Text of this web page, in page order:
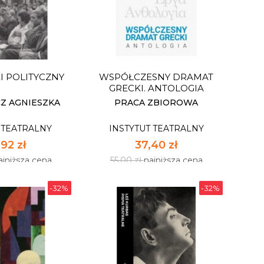
GŁOS
- TRANS
zł
cena
17
WRAŻLIWOŚĆ.
WYOBRAŹNIA
INSTYTUT TEATRALNY
26,52 zł
Dostępnych: 17
Ilość:
DO KOSZYKA
POLITYCZNY
AGNIESZKA
zł
cena
POLITYCZNY
WSPÓŁCZESNY DRAMAT
GRECKI. ANTOLOGIA
PRACA ZBIOROWA
INSTYTUT TEATRALNY
37,40 zł
55,00 złnajniższa cena
WSPÓŁCZESNY DRAMAT
GRECKI. ANTOLOGIA
-32% -32%